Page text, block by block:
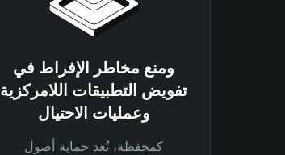
ومنع مخاطر الإفراط في
تفويض التطبيقات اللامركزية
وعمليات الاحتيال
كمحفظة، تُعد حماية أصول